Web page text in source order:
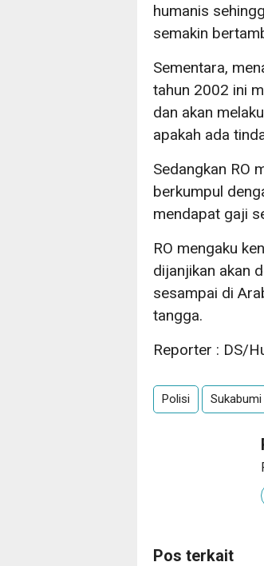
humanis
semakin
Sementara,
tahun 2002 ini
dan akan
apakah ada
Sedangkan RO
berkumpul
mendapat gaji
RO mengaku
dijanjikan akan
sesampai di
tangga.
Reporter : DS/
Polisi Sukabumi
Pos terkait